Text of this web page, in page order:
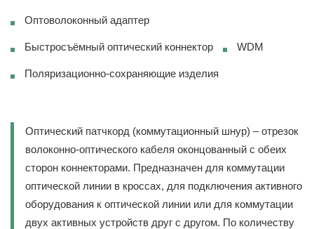
Оптоволоконный адаптер
Быстросъёмный оптический коннектор WDM
Поляризационно-сохраняющие изделия
Оптический патчкорд (коммутационный шнур) – отрезок
волоконно-оптического кабеля оконцованный с обеих
сторон коннекторами. Предназначен для коммутации
оптической линии в кроссах, для подключения активного
оборудования к оптической линии или для коммутации
двух активных устройств друг с другом. По количеству